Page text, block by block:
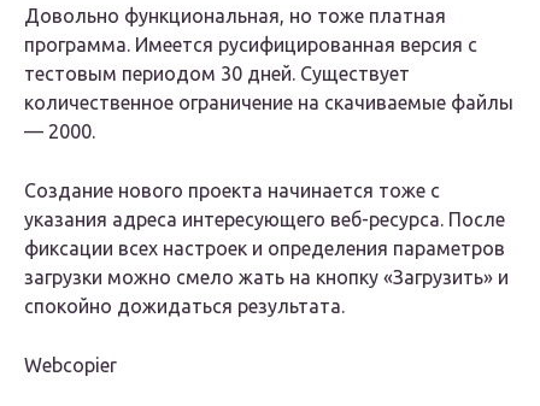
Довольно функциональная, но тоже платная
программа. Имеется русифицированная версия с
тестовым периодом 30 дней. Существует
количественное ограничение на скачиваемые файлы
— 2000.
Создание нового проекта начинается тоже с
указания адреса интересующего веб-ресурса. После
фиксации всех настроек и определения параметров
загрузки можно смело жать на кнопку «Загрузить» и
спокойно дожидаться результата.
Webcopier